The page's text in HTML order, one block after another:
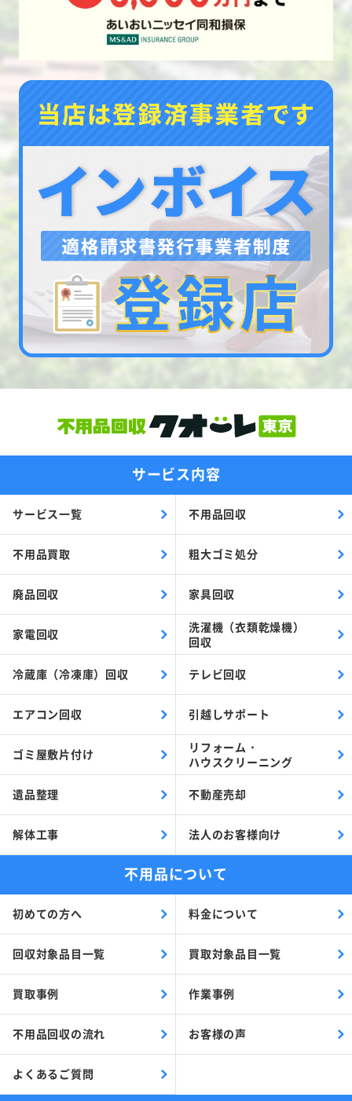
サービス内容
サービス一覧 不用品回収
不用品買取 粗大ゴミ処分
廃品回収 家具回収
家電回収
洗濯機（衣類乾燥機）
回収
冷蔵庫（冷凍庫）回収 テレビ回収
エアコン回収 引越しサポート
ゴミ屋敷片付け
リフォーム・
ハウスクリーニング
遺品整理 不動産売却
解体工事 法人のお客様向け
不用品について
初めての方へ 料金について
回収対象品目一覧 買取対象品目一覧
買取事例 作業事例
不用品回収の流れ お客様の声
よくあるご質問